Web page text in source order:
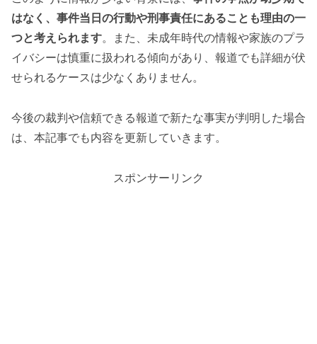
はなく、事件当日の行動や刑事責任にあることも理由の一
つと考えられます。また、未成年時代の情報や家族のプラ
イバシーは慎重に扱われる傾向があり、報道でも詳細が伏
せられるケースは少なくありません。
今後の裁判や信頼できる報道で新たな事実が判明した場合
は、本記事でも内容を更新していきます。
スポンサーリンク